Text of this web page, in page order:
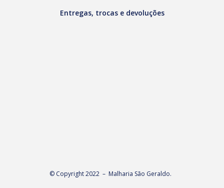
Entregas, trocas e devoluções
© Copyright 2022 – Malharia São Geraldo.